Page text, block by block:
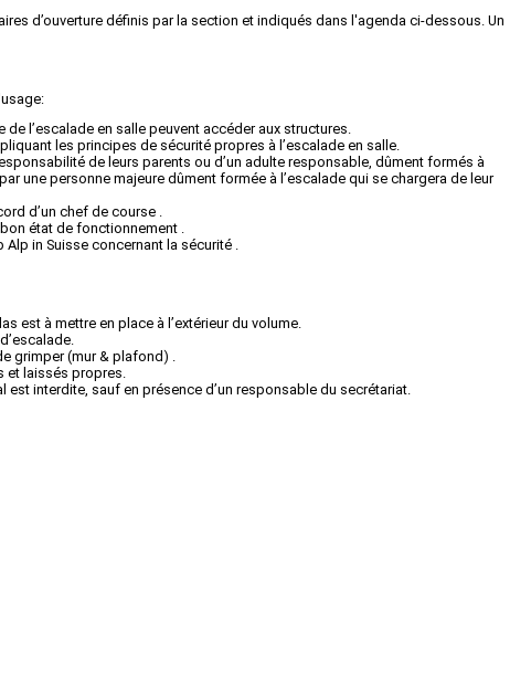
d’ouverture définis par la section et indiqués dans l'agenda ci-dessous. Un
l’escalade en salle peuvent accéder aux structures.
les principes de sécurité propres à l’escalade en salle.
de leurs parents ou d’un adulte responsable, dûment formés à
une personne majeure dûment formée à l’escalade qui se chargera de leur
d’un chef de course .
état de fonctionnement .
in Suisse concernant la sécurité .
est à mettre en place à l’extérieur du volume.
grimper (mur & plafond) .
et laissés propres.
est interdite, sauf en présence d’un responsable du secrétariat.